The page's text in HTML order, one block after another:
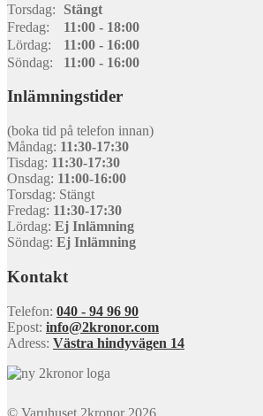
Torsdag:
Stängt
Fredag:
11:00 - 18:00
Lördag:
11:00 - 16:00
Söndag:
11:00 - 16:00
Inlämningstider
(boka tid på telefon innan)
Måndag: 11:30-17:30
Tisdag: 11:30-17:30
Onsdag: 11:00-16:00
Torsdag: Stängt
Fredag: 11:30-17:30
Lördag: Ej Inlämning
Söndag: Ej Inlämning
Kontakt
Telefon: 040 - 94 96 90
Epost: info@2kronor.com
Adress: Västra hindyvägen 14
© Varuhuset 2kronor 2026